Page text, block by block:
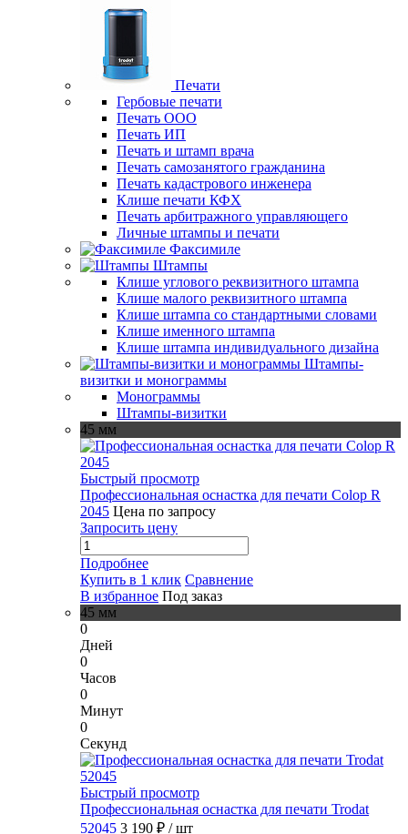
Печати
Гербовые печати
Печать ООО
Печать ИП
Печать и штамп врача
Печать самозанятого гражданина
Печать кадастрового инженера
Клише печати КФХ
Печать арбитражного управляющего
Личные штампы и печати
Факсимиле
Штампы
Клише углового реквизитного штампа
Клише малого реквизитного штампа
Клише штампа со стандартными словами
Клише именного штампа
Клише штампа индивидуального дизайна
Штампы-
визитки и монограммы
Монограммы
Штампы-визитки
45 мм
Быстрый просмотр
Профессиональная оснастка для печати Colop R
2045 Цена по запросу
Запросить цену
Подробнее
Купить в 1 клик Сравнение
В избранное Под заказ
45 мм
0
Дней
0
Часов
0
Минут
0
Секунд
Быстрый просмотр
Профессиональная оснастка для печати Trodat
52045 3 190 ₽ / шт